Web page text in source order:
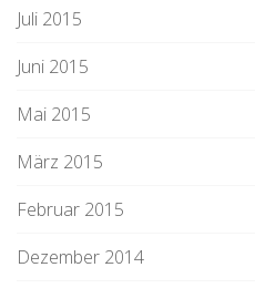
Juli 2015
Juni 2015
Mai 2015
März 2015
Februar 2015
Dezember 2014